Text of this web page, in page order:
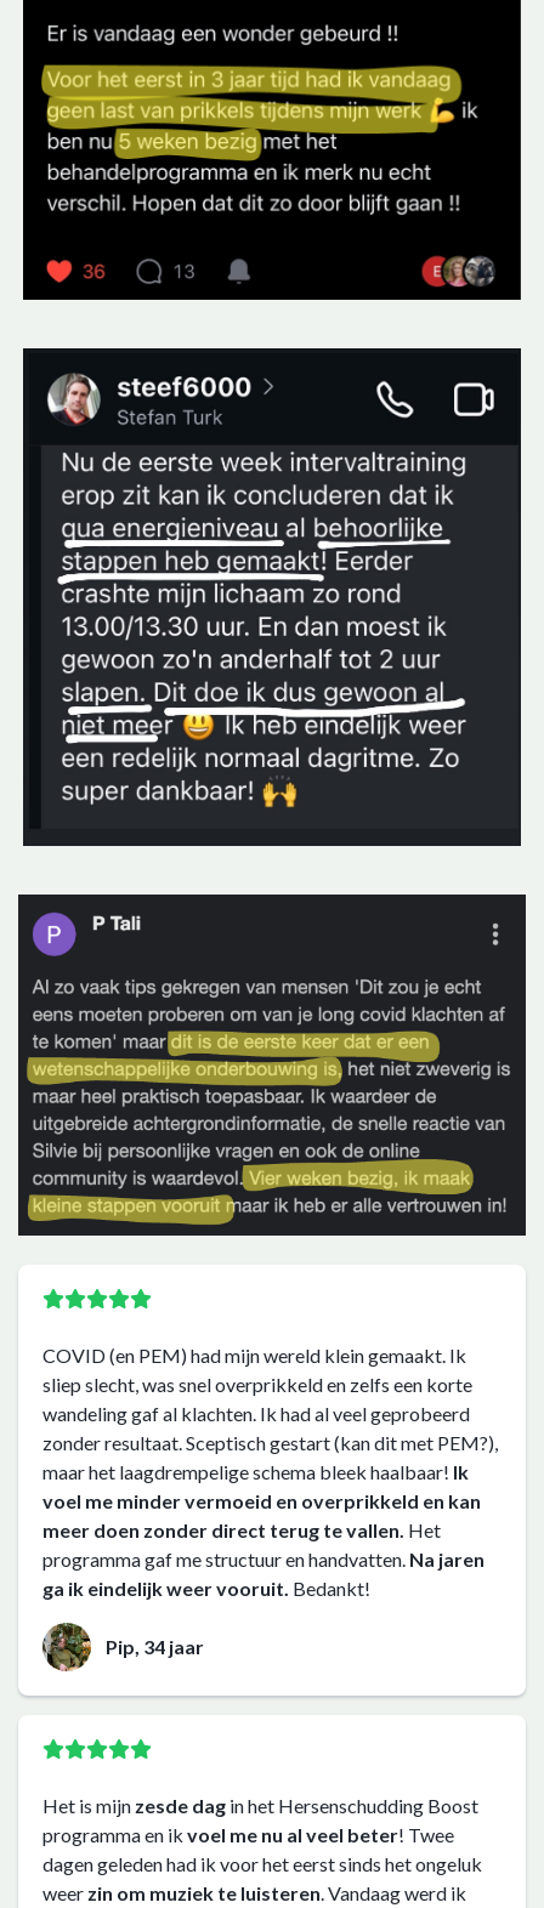
COVID (en PEM) had mijn wereld klein gemaakt. Ik
sliep slecht, was snel overprikkeld en zelfs een korte
wandeling gaf al klachten. Ik had al veel geprobeerd
zonder resultaat. Sceptisch gestart (kan dit met PEM?),
maar het laagdrempelige schema bleek haalbaar! Ik
voel me minder vermoeid en overprikkeld en kan
meer doen zonder direct terug te vallen. Het
programma gaf me structuur en handvatten. Na jaren
ga ik eindelijk weer vooruit. Bedankt!
Pip, 34 jaar
Het is mijn zesde dag in het Hersenschudding Boost
programma en ik voel me nu al veel beter! Twee
dagen geleden had ik voor het eerst sinds het ongeluk
weer zin om muziek te luisteren . Vandaag werd ik